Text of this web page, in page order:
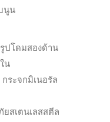
นูน
ปโดมสองด้าน
น
ระจกมิเนอรัล
ยสเตนเลสสตีล